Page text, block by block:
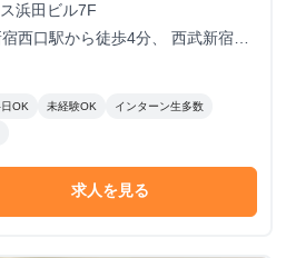
浜田ビル7F
西口駅から徒歩4分、 西武新宿駅
ら徒歩9分
OK 未経験OK インターン生多数
求人を見る